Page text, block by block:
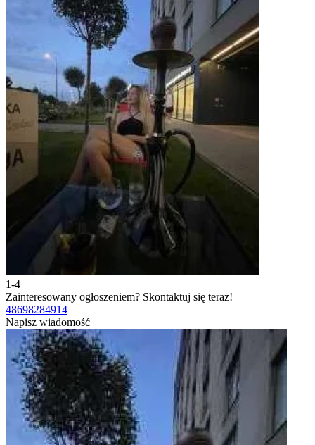
1-4
Zainteresowany ogłoszeniem? Skontaktuj się teraz!
48698284914
Napisz wiadomość